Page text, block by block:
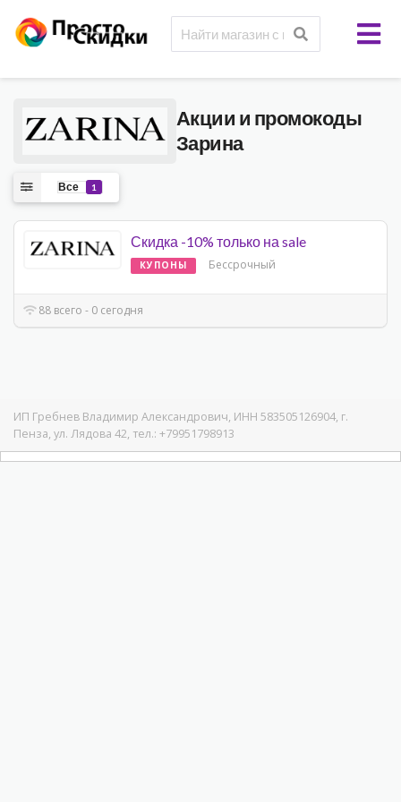
Акции и промокоды
Зарина
Все 1
Скидка -10% только на sale
КУПОНЫ Бессрочный
88 всего - 0 сегодня
ИП Гребнев Владимир Александрович, ИНН 583505126904, г.
Пенза, ул. Лядова 42, тел.: +79951798913